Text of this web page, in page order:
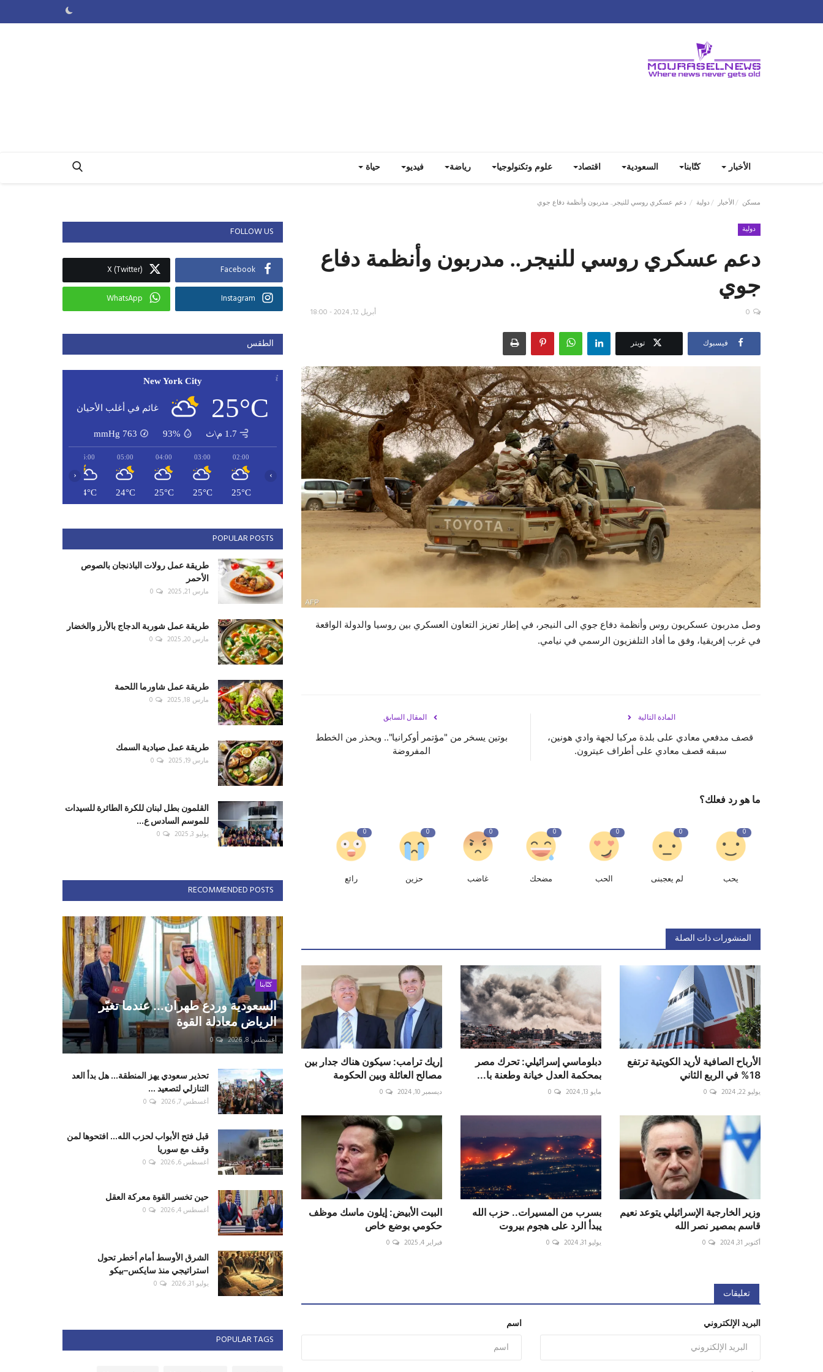
الأخبار كتّابنا السعودية اقتصاد علوم وتكنولوجيا رياضة فيديو حياة
مسكن الأخبار دولية دعم عسكري روسي للنيجر.. مدربون وأنظمة دفاع جوي
دولية
دعم عسكري روسي للنيجر.. مدربون وأنظمة دفاع
جوي
أبريل 12, 2024 - 18:00 0
فيسبوك تويتر
وصل مدربون عسكريون روس وأنظمة دفاع جوي الى النيجر، في إطار تعزيز التعاون العسكري بين روسيا والدولة الواقعة
في غرب إفريقيا، وفق ما أفاد التلفزيون الرسمي في نيامي.
المقال السابق
بوتين يسخر من "مؤتمر أوكرانيا".. ويحذر من الخطط
المفروضة
المادة التالية
قصف مدفعي معادي على بلدة مركبا لجهة وادي هونين،
سبقه قصف معادي على أطراف عيترون.
ما هو رد فعلك؟
0
يحب
0
لم يعجبنى
0
الحب
0
مضحك
0
غاضب
0
حزين
0
رائع
المنشورات ذات الصلة
الأرباح الصافية لأريد الكويتية ترتفع
18% في الربع الثاني
يوليو 22, 2024 0
دبلوماسي إسرائيلي: تحرك مصر
بمحكمة العدل خيانة وطعنة با...
مايو 13, 2024 0
إريك ترامب: سيكون هناك جدار بين
مصالح العائلة وبين الحكومة
ديسمبر 10, 2024 0
وزير الخارجية الإسرائيلي يتوعد نعيم
قاسم بمصير نصر الله
أكتوبر 31, 2024 0
بسرب من المسيرات.. حزب الله
يبدأ الرد على هجوم بيروت
يوليو 31, 2024 0
البيت الأبيض: إيلون ماسك موظف
حكومي بوضع خاص
فبراير 4, 2025 0
تعليقات
اسم البريد الإلكتروني
FOLLOW US
Facebook
X (Twitter)
Instagram
WhatsApp
الطقس
New York City
25°C غائم في أغلب الأحيان
1.7 م\ث 93%
763
mmHg
02:00
25°C
03:00
25°C
04:00
25°C
05:00
24°C
06:00
24°C
‹ ›
POPULAR POSTS
طريقة عمل رولات الباذنجان بالصوص
الأحمر
مارس 21, 2025 0
طريقة عمل شوربة الدجاج بالأرز والخضار
مارس 20, 2025 0
طريقة عمل شاورما اللحمة
مارس 18, 2025 0
طريقة عمل صيادية السمك
مارس 19, 2025 0
القلمون بطل لبنان للكرة الطائرة للسيدات
للموسم السادس ع...
يوليو 3, 2025 0
RECOMMENDED POSTS
كتّابنا
السعودية وردع طهران... عندما تغيّر
الرياض معادلة القوة
أغسطس 8, 2026 0
تحذير سعودي يهز المنطقة... هل بدأ العد
التنازلي لتصعيد ...
أغسطس 7, 2026 0
قبل فتح الأبواب لحزب الله... افتحوها لمن
وقف مع سوريا
أغسطس 6, 2026 0
حين تخسر القوة معركة العقل
أغسطس 4, 2026 0
الشرق الأوسط أمام أخطر تحول
استراتيجي منذ سايكس–بيكو
يوليو 31, 2026 0
POPULAR TAGS